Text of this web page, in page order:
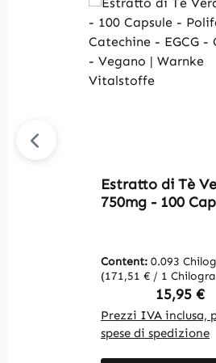
Estratto di Tè
750mg - 100
Vegano | Warnke
Vitalstoffe
Content: 0.093
(171,51 € / 1
Regular
15,95 €
Prezzi IVA inclusa,
spese di spedizione